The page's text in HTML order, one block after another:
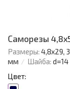
Саморезы
Размеры: 4,8х29,
мм
Шайба:
Цвет: